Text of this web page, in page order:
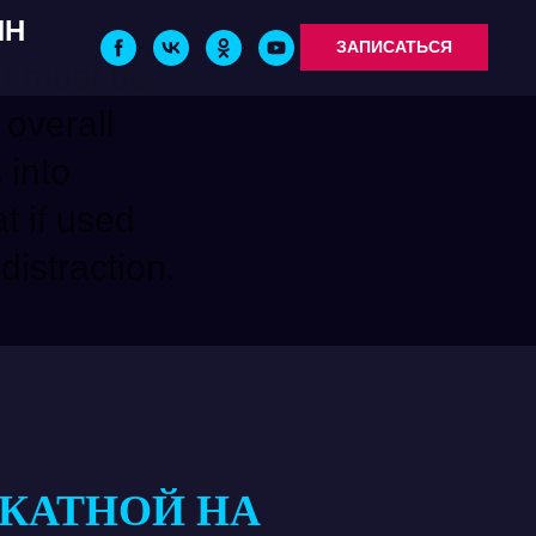
ЗАПИСАТЬСЯ
be
НА